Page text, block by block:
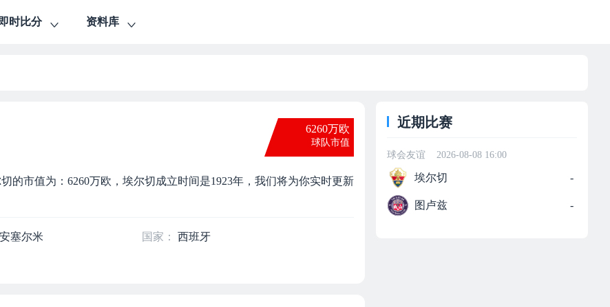
即时比分 资料库
6260万欧
球队市值
的市值为：6260万欧，埃尔切成立时间是1923年，我们将为你实时更新
塞尔米 国家： 西班牙
近期比赛
球会友谊 2026-08-08 16:00
埃尔切 -
图卢兹 -